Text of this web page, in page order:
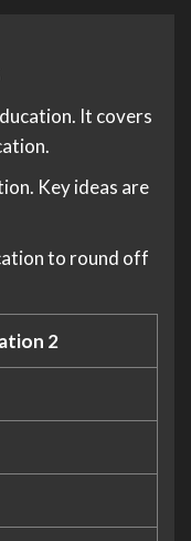
It covers
Key ideas are
to round off
2